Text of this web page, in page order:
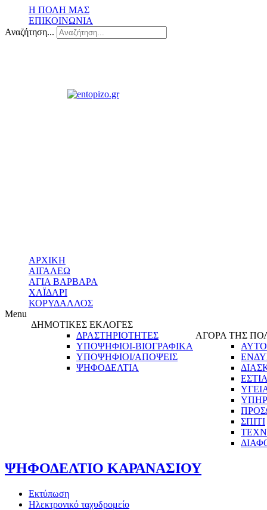
Η ΠΟΛΗ ΜΑΣ
ΕΠΙΚΟΙΝΩΝΙΑ
Αναζήτηση...
ΑΡΧΙΚΗ
ΑΙΓΑΛΕΩ
ΑΓΙΑ ΒΑΡΒΑΡΑ
ΧΑΪΔΑΡΙ
ΚΟΡΥΔΑΛΛΟΣ
Menu
ΔΗΜΟΤΙΚΕΣ ΕΚΛΟΓΕΣ
ΔΡΑΣΤΗΡΙΟΤΗΤΕΣ
ΥΠΟΨΗΦΙΟΙ-ΒΙΟΓΡΑΦΙΚΑ
ΥΠΟΨΗΦΙΟΙ/ΑΠΟΨΕΙΣ
ΨΗΦΟΔΕΛΤΙΑ
ΑΓΟΡΑ ΤΗΣ
ΣΠΙΤΙ
ΨΗΦΟΔΕΛΤΙΟ ΚΑΡΑΝΑΣΙΟΥ
Εκτύπωση
Ηλεκτρονικό ταχυδρομείο